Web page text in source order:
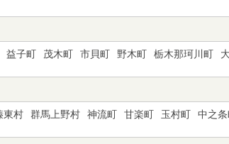
益子町 茂木町 市貝町 野木町 栃木那珂川町
東村 群馬上野村 神流町 甘楽町 玉村町 中之